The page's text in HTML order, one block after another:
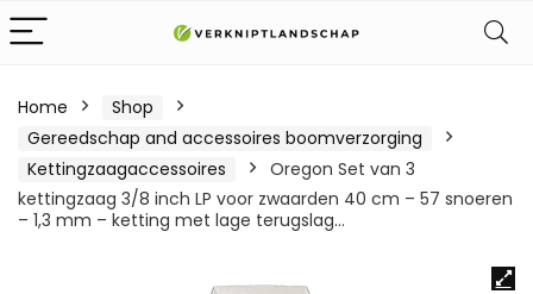
Home
Shop
Gereedschap and accessoires boomverzorging
Kettingzaagaccessoires
Oregon Set van 3
kettingzaag 3/8 inch LP voor zwaarden 40 cm – 57 snoeren
– 1,3 mm – ketting met lage terugslag…